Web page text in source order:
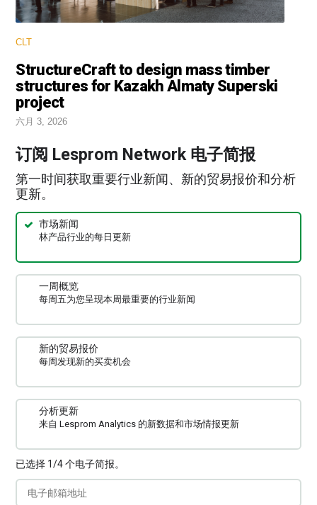
CLT
StructureCraft to design mass timber
structures for Kazakh Almaty Superski
project
六月 3, 2026
订阅 Lesprom Network 电子简报
第一时间获取重要行业新闻、新的贸易报价和分析
更新。
市场新闻
林产品行业的每日更新
一周概览
每周五为您呈现本周最重要的行业新闻
新的贸易报价
每周发现新的买卖机会
分析更新
来自 Lesprom Analytics 的新数据和市场情报更新
已选择 1/4 个电子简报。